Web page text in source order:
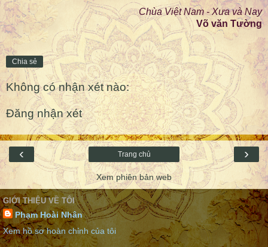
Chùa Việt Nam - Xưa và Nay
Võ văn Tường
Chia sẻ
Không có nhận xét nào:
Đăng nhận xét
‹ ›
Trang chủ
Xem phiên bản web
GIỚI THIỆU VỀ TÔI
Phạm Hoài Nhân
Xem hồ sơ hoàn chỉnh của tôi